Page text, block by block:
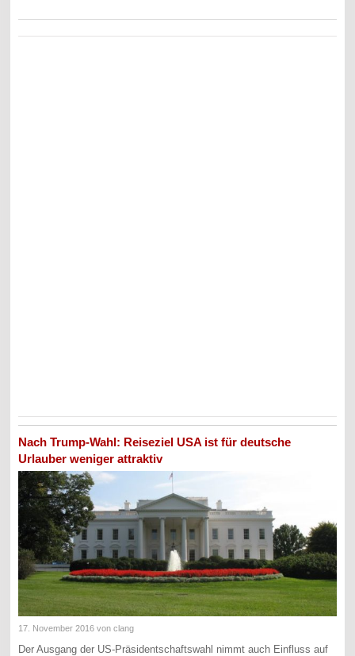
Nach Trump-Wahl: Reiseziel USA ist für deutsche
Urlauber weniger attraktiv
17. November 2016 von clang
Der Ausgang der US-Präsidentschaftswahl nimmt auch Einfluss auf